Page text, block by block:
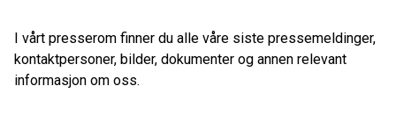
I vårt presserom finner du alle våre siste pressemeldinger,
kontaktpersoner, bilder, dokumenter og annen relevant
informasjon om oss.